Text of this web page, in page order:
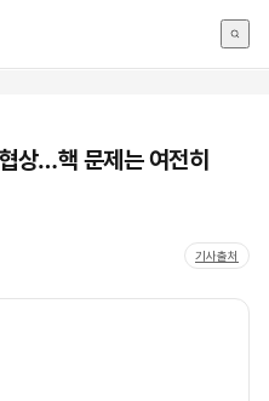
상…핵 문제는 여전히
기사출처